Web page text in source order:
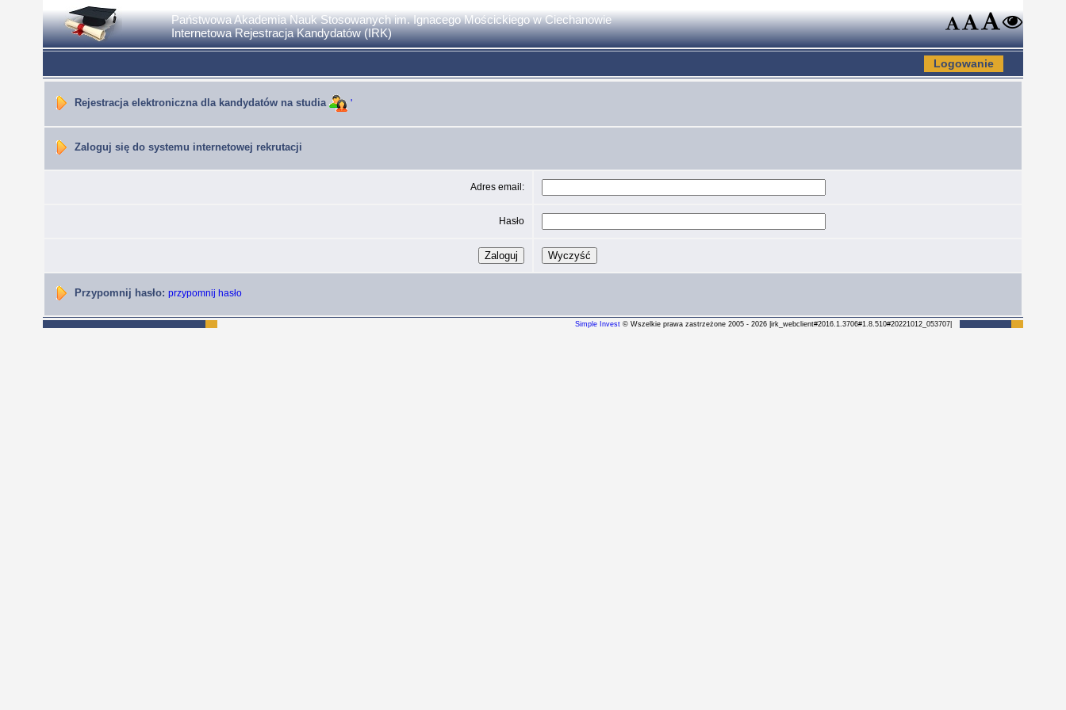
Państwowa Akademia Nauk Stosowanych im. Ignacego Mościckiego w Ciechanowie
Internetowa Rejestracja Kandydatów (IRK)
Logowanie
Rejestracja elektroniczna dla kandydatów na studia '
Zaloguj się do systemu internetowej rekrutacji
Adres email:
Hasło
Przypomnij hasło: przypomnij hasło
Simple Invest© Wszelkie prawa zastrzeżone 2005 - 2026 |irk_webclient#2016.1.3706#1.8.510#20221012_053707|